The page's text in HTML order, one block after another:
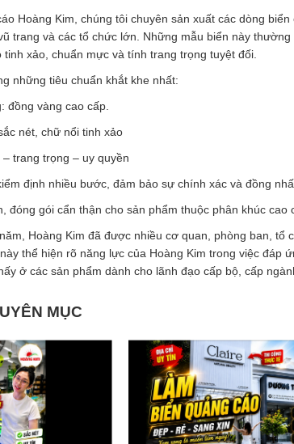
Hoàng Kim, chúng tôi chuyên sản xuất các dòng
trang và các tổ chức lớn. Những mẫu biển này
xảo, chuẩn mực và tính trang trọng tuyệt đối.
những tiêu chuẩn khắt khe nhất:
đồng vàng cao cấp.
nét, chữ nổi tinh xảo
trang trọng – uy quyền
định nhiều bước, đảm bảo sự chính xác và đồng
đóng gói cẩn thận cho sản phẩm thuộc phân khúc cao
Hoàng Kim đã được nhiều cơ quan, phòng ban, tổ
thể hiện rõ năng lực của Hoàng Kim trong việc đáp
ở các sản phẩm dành cho lãnh đạo cấp bộ, cấp
MỤC